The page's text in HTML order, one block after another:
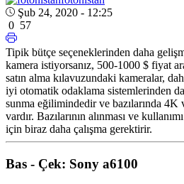
Şub 24, 2020 - 12:25
0 57
Tipik bütçe seçeneklerinden daha
kamera istiyorsanız, 500-1000 $ fiyat
Ankara
Escort
satın alma kılavuzundaki kameralar,
iyi otomatik odaklama sistemlerinden
sunma eğilimindedir ve bazılarında 4K
vardır. Bazılarının alınması ve
için biraz daha çalışma gerektirir.
Bas - Çek: Sony a6100